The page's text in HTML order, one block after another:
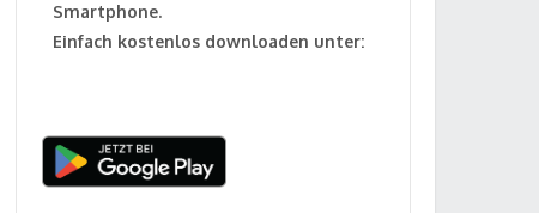
Smartphone.
Einfach kostenlos downloaden unter: